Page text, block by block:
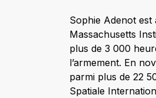
Sophie Adenot est
Massachusetts
plus de 3 000
l’armement. En
parmi plus de 22
Spatiale